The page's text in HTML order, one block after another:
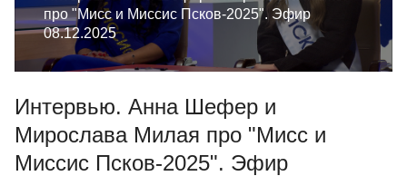
про "Мисс и Миссис Псков-2025". Эфир
08.12.2025
Интервью. Анна Шефер и
Мирослава Милая про "Мисс и
Миссис Псков-2025". Эфир